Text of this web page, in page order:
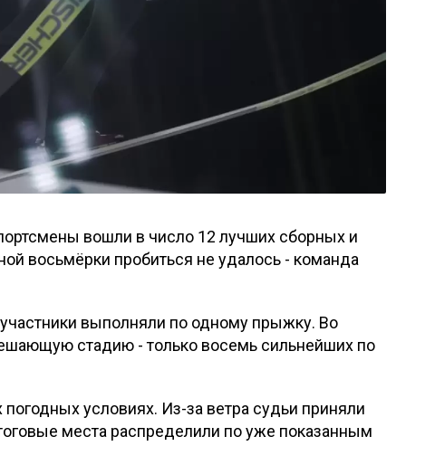
вошли в число 12 лучших сборных и
восьмёрки пробиться не удалось - команда
выполняли по одному прыжку. Во
стадию - только восемь сильнейших по
условиях. Из-за ветра судьи приняли
места распределили по уже показанным